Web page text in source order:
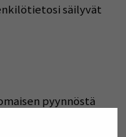
säilyvät
pyynnöstä